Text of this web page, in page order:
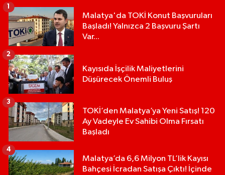
Malatya'da TOKİ Konut Başvuruları
Başladı! Yalnızca 2 Başvuru Şartı
Var...
1
Kayısıda İşçilik Maliyetlerini
Düşürecek Önemli Buluş
2
TOKİ’den Malatya’ya Yeni Satış! 120
Ay Vadeyle Ev Sahibi Olma Fırsatı
Başladı
3
Malatya’da 6,6 Milyon TL’lik Kayısı
Bahçesi İcradan Satışa Çıktı! İçinde
4